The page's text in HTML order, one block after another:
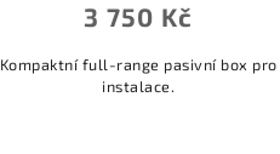
3 750 Kč
Kompaktní full-range pasivní box pro
instalace.